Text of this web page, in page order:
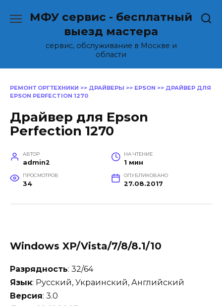
МФУ сервис - бесплатный
выезд мастера
сервис, обслуживание в Москве и
области
РЕМОНТ ОРГТЕХНИКИ >> ДРАЙВЕРЫ >> EPSON >> ДРАЙВЕР ДЛЯ
EPSON PERFECTION 1270
Драйвер для Epson
Perfection 1270
АВТОР
admin2
НА ЧТЕНИЕ
1 мин
ПРОСМОТРОВ
34
ОПУБЛИКОВАНО
27.08.2017
Windows XP/Vista/7/8/8.1/10
Разрядность: 32/64
Язык: Русский, Украинский, Английский
Версия: 3.0